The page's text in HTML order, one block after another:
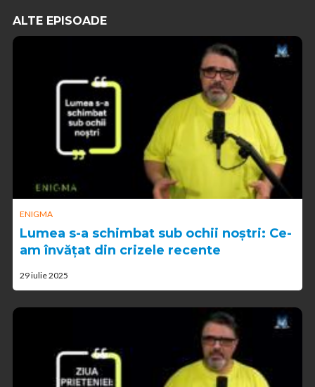
ALTE EPISOADE
ENIGMA
Lumea s-a schimbat sub ochii noștri: Ce-
am învățat din crizele recente
29 iulie 2025